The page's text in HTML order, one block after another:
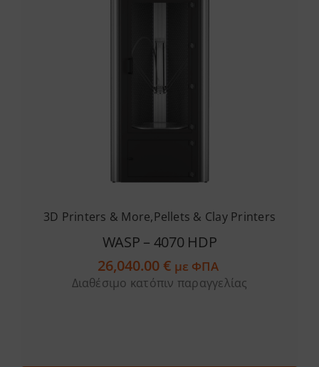
3D Printers & More,Pellets & Clay Printers
WASP – 4070 HDP
26,040.00€ με ΦΠΑ
Διαθέσιμο κατόπιν παραγγελίας